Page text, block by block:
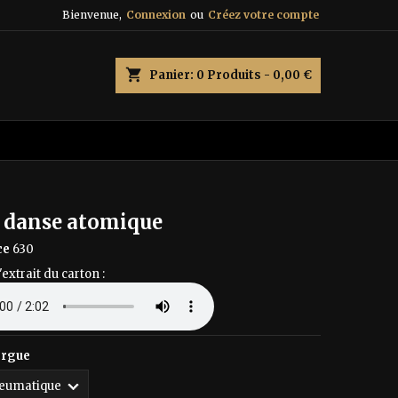
Bienvenue, Connexion ou Créez votre compte
shopping_cart Panier: 0 Produits - 0,00 €
atomique
630
du carton :